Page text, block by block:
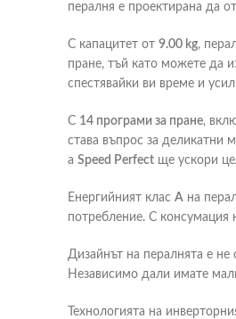
пералня е проектирана да
С капацитет от 9.00 kg,
пране, тъй като можете да
спестявайки ви време и
С 14 програми за пране,
става въпрос за деликатни
а Speed Perfect ще ускори
Енергийният клас A на
потребление. С консумация
Дизайнът на пералнята е
Независимо дали имате
Технологията на